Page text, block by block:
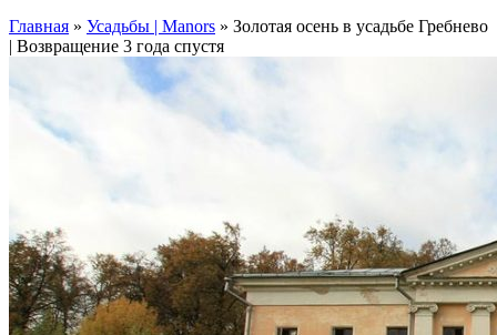
Главная » Усадьбы | Manors » Золотая осень в усадьбе Гребнево
| Возвращение 3 года спустя